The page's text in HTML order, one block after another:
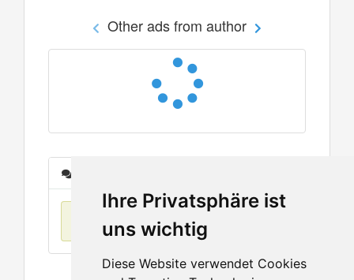
Ihre Privatsphäre ist
uns wichtig
Diese Website verwendet Cookies
Other ads from author
No items found